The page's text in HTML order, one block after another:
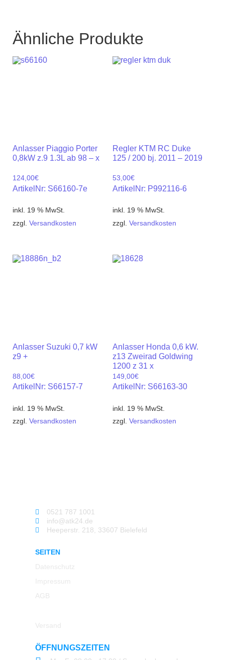
Ähnliche Produkte
Anlasser Piaggio Porter
0,8kW z.9 1.3L ab 98 – x
124,00€
ArtikelNr: S66160-7e
inkl. 19 % MwSt.
zzgl. Versandkosten
Regler KTM RC Duke
125 / 200 bj. 2011 – 2019
53,00€
ArtikelNr: P992116-6
inkl. 19 % MwSt.
zzgl. Versandkosten
Anlasser Suzuki 0,7 kW
z9 +
88,00€
ArtikelNr: S66157-7
inkl. 19 % MwSt.
zzgl. Versandkosten
Anlasser Honda 0,6 kW.
z13 Zweirad Goldwing
1200 z 31 x
149,00€
ArtikelNr: S66163-30
inkl. 19 % MwSt.
zzgl. Versandkosten
0521 787 1001
info@atk24.de
Heeperstr. 218, 33607 Bielefeld
SEITEN
Datenschutz
Impressum
AGB
Versand
ÖFFNUNGSZEITEN